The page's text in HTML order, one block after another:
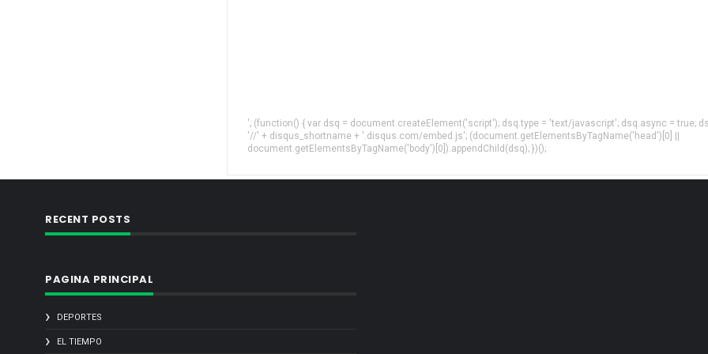
'; (function() { var dsq = document.createElement('script'); dsq.type = 'text/javascript'; dsq.async = true;
'//' + disqus_shortname + '.disqus.com/embed.js'; (document.getElementsByTagName('head')[0] ||
document.getElementsByTagName('body')[0]).appendChild(dsq); })();
RECENT POSTS
PAGINA PRINCIPAL
DEPORTES
EL TIEMPO